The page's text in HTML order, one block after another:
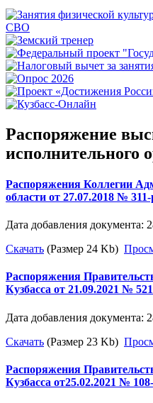
Распоряжение
исполнительного
Распоряжения Коллегии
области от 27.07.2018 №
Дата добавления документа:
Скачать (Размер 24 Kb)
Распоряжения
Кузбасса от 21.09.2021 №
Дата добавления документа:
Скачать (Размер 23 Kb)
Распоряжения
Кузбасса от25.02.2021 №